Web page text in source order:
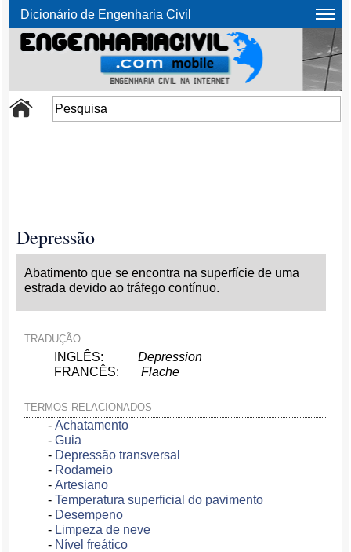
Dicionário de Engenharia Civil
Depressão
Abatimento que se encontra na superfície de uma
estrada devido ao tráfego contínuo.
TRADUÇÃO
INGLÊS:Depression
FRANCÊS:Flache
TERMOS RELACIONADOS
-Achatamento
-Guia
- Depressão transversal
- Rodameio
-Artesiano
-Temperatura superficial do pavimento
- Desempeno
- Limpeza de neve
- Nível freático